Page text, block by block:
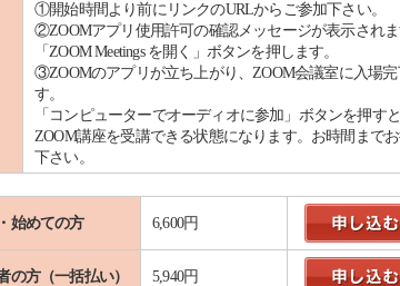
①開始時間より前にリンクのURLからご参加下さい。
②ZOOMアプリ使用許可の確認メッセージが表示されま
「ZOOM Meetings を開く」ボタンを押します。
③ZOOMのアプリが立ち上がり、ZOOM会議室に入場完
す。
「コンピューターでオーディオに参加」ボタンを押すと
ZOOM講座を受講できる状態になります。お時間まで
下さい。
始めての方 6,600円
の方（一括払い） 5,940円